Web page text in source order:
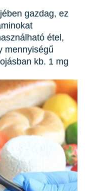
gazdag, ez
étel,
mennyiségű
kb. 1 mg